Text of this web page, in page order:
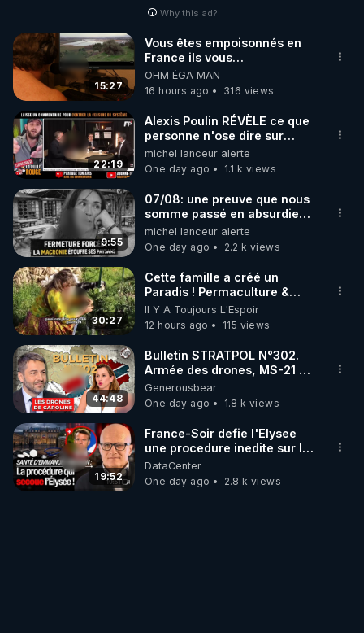
Why this ad?
15:27
Vous êtes empoisonnés en
France ils vous
empoisonnent tranquille
OHM ÉGA MAN
16 hours ago
316 views
22:19
Alexis Poulin RÉVÈLE ce que
personne n'ose dire sur
l'Union européenne (C'est
explosif)
michel lanceur alerte
One day ago
1.1 k views
9:55
07/08: une preuve que nous
somme passé en absurdie
une dictature qui veut faire
taire ses opposant !
michel lanceur alerte
One day ago
2.2 k views
30:27
Cette famille a créé un
Paradis ! Permaculture &
Autonomie
Il Y A Toujours L'Espoir
12 hours ago
115 views
44:48
Bulletin STRATPOL N°302.
Armée des drones, MS-21 en
série, missiles coréens.
07.08.2026.
Generousbear
One day ago
1.8 k views
19:52
France-Soir defie l'Elysee
une procedure inedite sur la
sante du president - Nexus
DataCenter
One day ago
2.8 k views